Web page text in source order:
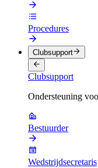
Procedures
Clubsupport
Clubsupport
Ondersteuning
Bestuurder
Wedstrijdsecretaris